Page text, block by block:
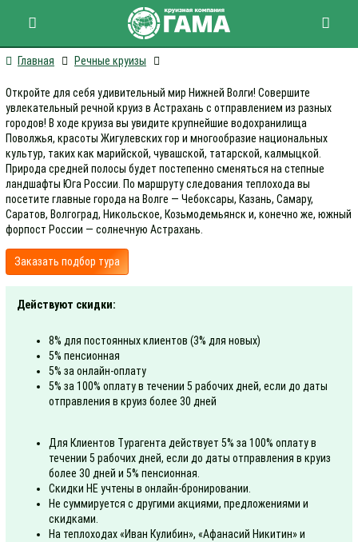
Круизы в Астрахань
Главная Речные круизы
Откройте для себя удивительный мир Нижней Волги! Совершите
увлекательный речной круиз в Астрахань с отправлением из разных
городов! В ходе круиза вы увидите крупнейшие водохранилища
Поволжья, красоты Жигулевских гор и многообразие национальных
культур, таких как марийской, чувашской, татарской, калмыцкой.
Природа средней полосы будет постепенно сменяться на степные
ландшафты Юга России. По маршруту следования теплохода вы
посетите главные города на Волге — Чебоксары, Казань, Самару,
Саратов, Волгоград, Никольское, Козьмодемьянск и, конечно же, южный
форпост России — солнечную Астрахань.
Заказать подбор тура
Действуют скидки:
8% для постоянных клиентов (3% для новых)
5% пенсионная
5% за онлайн-оплату
5% за 100% оплату в течении 5 рабочих дней, если до даты
отправления в круиз более 30 дней
Для Клиентов Турагента действует 5% за 100% оплату в
течении 5 рабочих дней, если до даты отправления в круиз
более 30 дней и 5% пенсионная.
Скидки НЕ учтены в онлайн-бронировании.
Не суммируется с другими акциями, предложениями и
скидками.
На теплоходах «Иван Кулибин», «Афанасий Никитин» и